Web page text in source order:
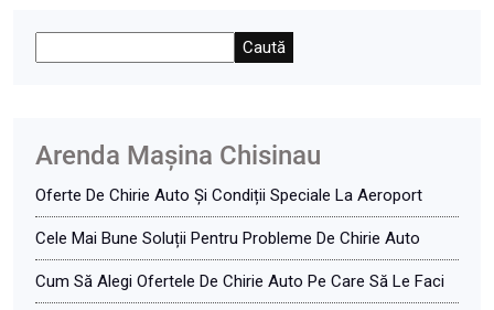
Caută
Arenda Maşina Chisinau
Oferte De Chirie Auto Și Condiții Speciale La Aeroport
Cele Mai Bune Soluții Pentru Probleme De Chirie Auto
Cum Să Alegi Ofertele De Chirie Auto Pe Care Să Le Faci